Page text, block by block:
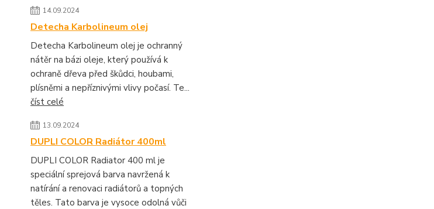
14.09.2024
Detecha Karbolineum olej
Detecha Karbolineum olej je ochranný
nátěr na bázi oleje, který používá k
ochraně dřeva před škůdci, houbami,
plísněmi a nepříznivými vlivy počasí. Te...
číst celé
13.09.2024
DUPLI COLOR Radiátor 400ml
DUPLI COLOR Radiator 400 ml je
speciální sprejová barva navržená k
natírání a renovaci radiátorů a topných
těles. Tato barva je vysoce odolná vůči